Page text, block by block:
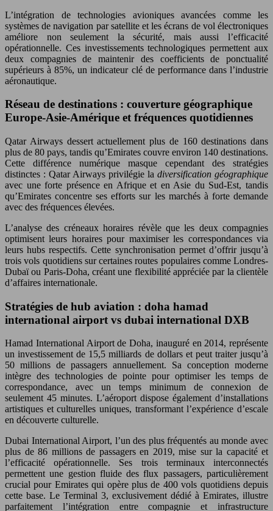
L’intégration de technologies avioniques avancées comme les
systèmes de navigation par satellite et les écrans de vol électroniques
améliore non seulement la sécurité, mais aussi l’efficacité
opérationnelle. Ces investissements technologiques permettent aux
deux compagnies de maintenir des coefficients de ponctualité
supérieurs à 85%, un indicateur clé de performance dans l’industrie
aéronautique.
Réseau de destinations : couverture géographique
Europe-Asie-Amérique et fréquences quotidiennes
Qatar Airways dessert actuellement plus de 160 destinations dans
plus de 80 pays, tandis qu’Emirates couvre environ 140 destinations.
Cette différence numérique masque cependant des stratégies
distinctes : Qatar Airways privilégie la diversification géographique
avec une forte présence en Afrique et en Asie du Sud-Est, tandis
qu’Emirates concentre ses efforts sur les marchés à forte demande
avec des fréquences élevées.
L’analyse des créneaux horaires révèle que les deux compagnies
optimisent leurs horaires pour maximiser les correspondances via
leurs hubs respectifs. Cette synchronisation permet d’offrir jusqu’à
trois vols quotidiens sur certaines routes populaires comme Londres-
Dubaï ou Paris-Doha, créant une flexibilité appréciée par la clientèle
d’affaires internationale.
Stratégies de hub aviation : doha hamad
international airport vs dubai international DXB
Hamad International Airport de Doha, inauguré en 2014, représente
un investissement de 15,5 milliards de dollars et peut traiter jusqu’à
50 millions de passagers annuellement. Sa conception moderne
intègre des technologies de pointe pour optimiser les temps de
correspondance, avec un temps minimum de connexion de
seulement 45 minutes. L’aéroport dispose également d’installations
artistiques et culturelles uniques, transformant l’expérience d’escale
en découverte culturelle.
Dubai International Airport, l’un des plus fréquentés au monde avec
plus de 86 millions de passagers en 2019, mise sur la capacité et
l’efficacité opérationnelle. Ses trois terminaux interconnectés
permettent une gestion fluide des flux passagers, particulièrement
crucial pour Emirates qui opère plus de 400 vols quotidiens depuis
cette base. Le Terminal 3, exclusivement dédié à Emirates, illustre
parfaitement l’intégration entre compagnie et infrastructure